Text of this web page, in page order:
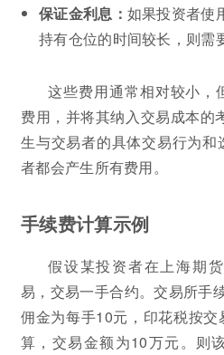
保证金利息： 如果投资者使
持有仓位的时间较长，则需
这些费用通常相对较小，
费用，并将其纳入交易成本的
生与交易者的具体交易行为
者都会产生所有费用。
手续费计算示例
假设某投资者在上海期
易，交易一手合约。交易所手
佣金为每手10元，印花税按
算，交易金额为10万元。则